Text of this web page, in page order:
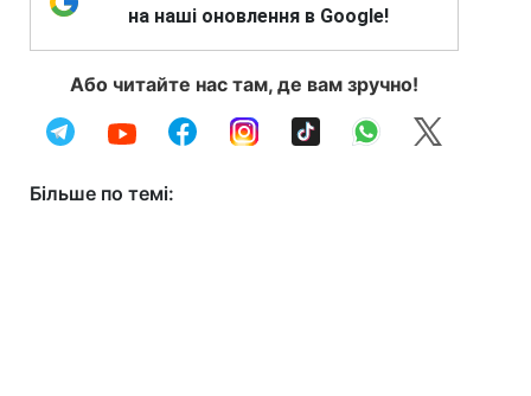
на наші оновлення в Google!
Або читайте нас там, де вам зручно!
Більше по темі: